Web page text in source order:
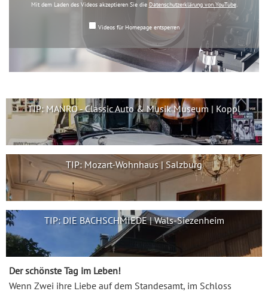
Mit dem Laden des Videos akzeptieren Sie die Datenschutzerklärung von YouTube.
Videos für Homepage entsperren
TIP: MANRO - Classic Auto & Musik Museum | Koppl
TIP: Mozart-Wohnhaus | Salzburg
TIP: DIE BACHSCHMIEDE | Wals-Siezenheim
Der schönste Tag im Leben!
Wenn Zwei ihre Liebe auf dem Standesamt, im Schloss